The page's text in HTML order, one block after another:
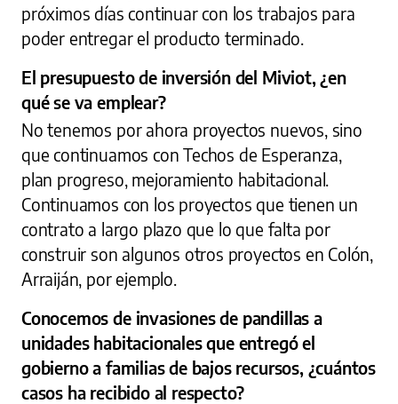
próximos días continuar con los trabajos para
poder entregar el producto terminado.
El presupuesto de inversión del Miviot, ¿en
qué se va emplear?
No tenemos por ahora proyectos nuevos, sino
que continuamos con Techos de Esperanza,
plan progreso, mejoramiento habitacional.
Continuamos con los proyectos que tienen un
contrato a largo plazo que lo que falta por
construir son algunos otros proyectos en Colón,
Arraiján, por ejemplo.
Conocemos de invasiones de pandillas a
unidades habitacionales que entregó el
gobierno a familias de bajos recursos, ¿cuántos
casos ha recibido al respecto?